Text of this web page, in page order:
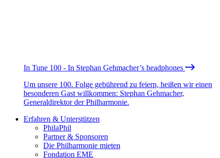
In Tune 100 - In Stephan Gehmacher’s headphones
Um unsere 100. Folge gebührend zu feiern, heißen wir einen
besonderen Gast willkommen: Stephan Gehmacher,
Generaldirektor der Philharmonie.
Erfahren & Unterstützen
PhilaPhil
Partner & Sponsoren
Die Philharmonie mieten
Fondation EME